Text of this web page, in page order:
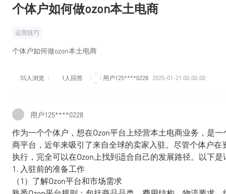
个体户如何做ozon本土电商
运营技巧
个体户如何做ozon本土电商
55人浏览 1人回答 用户125****0228 2025-01-21 00:00:00
用户125****0228
作为一个个体户，想在Ozon平台上经营本土电商业务，是
商平台，近年来吸引了来自全球的卖家入驻。尽管个体户
执行，完全可以在Ozon上找到适合自己的发展路径。以下
1. 入驻前的准备工作
（1）了解Ozon平台和市场需求